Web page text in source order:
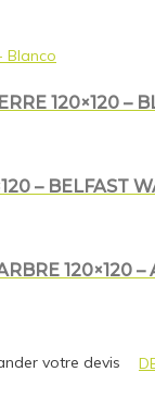
120×120 –
– BELFAST
120×120 –
votre devis